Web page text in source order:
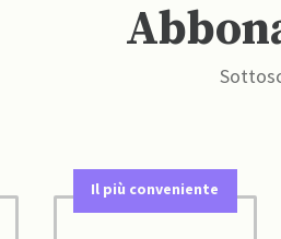
Il più conveniente